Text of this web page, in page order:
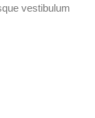
vestibulum